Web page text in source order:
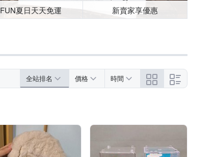
FUN夏日天天免運 新賣家享優惠
全站排名 價格 時間